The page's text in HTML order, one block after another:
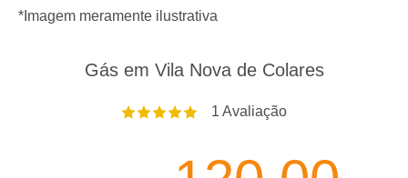
*Imagem meramente ilustrativa
Gás em Vila Nova de Colares
1 Avaliação